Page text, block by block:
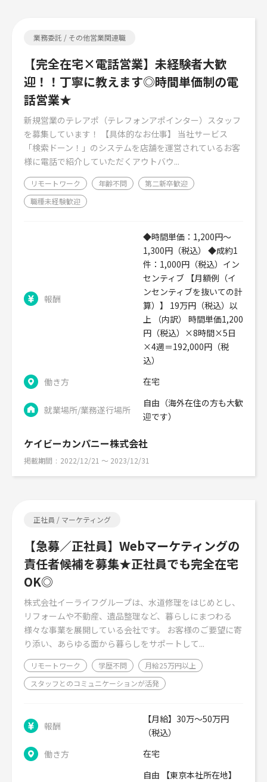
業務委託 / その他営業関連職
【完全在宅×電話営業】未経験者大歓
迎！！丁寧に教えます◎時間単価制の電
話営業★
新規営業のテレアポ（テレフォンアポインター）スタッフ
を募集しています！ 【具体的なお仕事】 当社サービス
「検索ドーン！」のシステムを店舗を運営されているお客
様に電話で紹介していただくアウトバウ...
リモートワーク 年齢不問
第二新卒歓迎
職種未経験歓迎
報酬
◆時間単価：1,200円～
1,300円（税込） ◆成約1
件：1,000円（税込）イン
センティブ 【月額例（イ
ンセンティブを抜いての計
算）】 19万円（税込）以
上 （内訳） 時間単価1,200
円（税込）×8時間×5日
×4週＝192,000円（税
込）
働き方
在宅
就業場所/業務遂行場所
自由（海外在住の方も大歓
迎です）
ケイビーカンパニー株式会社
掲載期間 2022/12/21 〜 2023/12/31
正社員 / マーケティング
【急募／正社員】Webマーケティングの
責任者候補を募集★正社員でも完全在宅
OK◎
株式会社イーライフグループは、水道修理をはじめとし、
リフォームや不動産、遺品整理など、暮らしにまつわる
様々な事業を展開している会社です。 お客様のご要望に寄
り添い、あらゆる面から暮らしをサポートして...
リモートワーク 学歴不問
月給25万円以上
スタッフとのコミュニケーションが活発
報酬
【月給】30万～50万円
（税込）
働き方
在宅
自由 【東京本社所在地】